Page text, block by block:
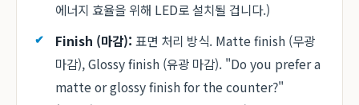
에너지 효율을 위해 LED로 설치될 겁니다.)
Finish (마감): 표면 처리 방식. Matte finish (무광
마감), Glossy finish (유광 마감). "Do you prefer a
matte or glossy finish for the counter?"